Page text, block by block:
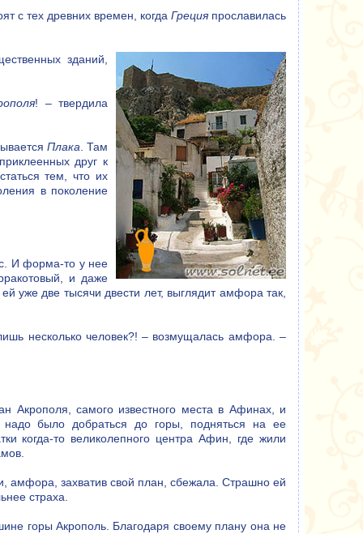
с тех древних времен, когда Грецияпрославилась
зданий,
! – твердила
Плака. Там
друг к
тем, что их
в поколение
И форма-то у нее
и даже
уже две тысячи двести лет, выглядит амфора так,
несколько человек?! – возмущалась амфора. –
Акрополя, самого известного места в Афинах, и
было добраться до горы, подняться на ее
когда-то великолепного центра Афин, где жили
амфора, захватив свой план, сбежала. Страшно ей
страха.
горы Акрополь. Благодаря своему плану она не